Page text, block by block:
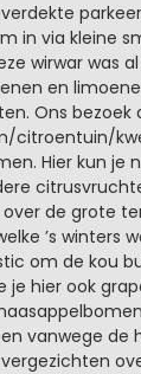
in via kleine
wirwar was
en
Ons bezoek
citroentuin/
Hier kun je
de grote
’s winters
om de kou
je hier ook
vanwege de